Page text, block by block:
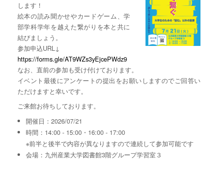
します！
絵本の読み聞かせやカードゲーム、学
部学科学年を越えた繋がりを本と共に
結びましょう。
参加申込URL↓
https://forms.gle/AT9WZs3yEjcePWdz9
なお、直前の参加も受け付けております。
イベント最後にアンケートの提出をお願いしますのでご回答い
ただけますと幸いです。
ご来館お待ちしております。
開催日：2026/07/21
時間：14:00 - 15:00・16:00 - 17:00
※前半と後半で内容が異なりますので連続して参加可能です
会場：九州産業大学図書館3階グループ学習室３